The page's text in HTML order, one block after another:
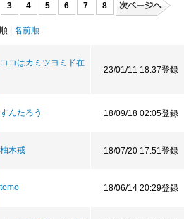
3 4 5 6 7 8
| 名前順
ココはカミツヨミド在
23/01/11 18:37登録
すんたろう 18/09/18 02:05登録
柚木戒 18/07/20 17:51登録
tomo 18/06/14 20:29登録